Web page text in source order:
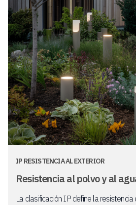
IP RESISTENCIA AL EXTERIOR
Resistencia al polvo y al
La clasificación IP define la resistencia